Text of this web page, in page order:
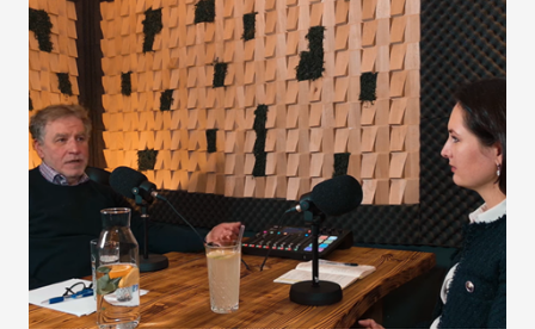
scénář odstřižení od amerických technologií by
vedl ochromení velké části online ekonomiky a
vládních služeb.